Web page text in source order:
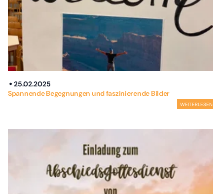
25.02.2025
Spannende Begegnungen und faszinierende Bilder
WEITERLESEN